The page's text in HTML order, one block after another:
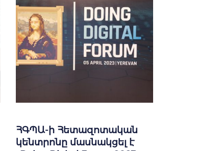
ՀԳՊԱ-ի Հետազոտական
կենտրոնը մասնակցել է